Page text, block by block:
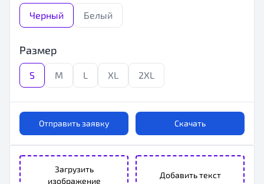
Загрузить
изображение
Добавить текст
Черный Белый
Размер
S M L XL 2XL
Отправить заявку Скачать